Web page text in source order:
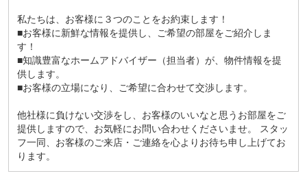
私たちは、お客様に３つのことをお約束します！
■お客様に新鮮な情報を提供し、ご希望の部屋をご紹介しま
す！
■知識豊富なホームアドバイザー（担当者）が、物件情報を提
供します。
■お客様の立場になり、ご希望に合わせて交渉します。
他社様に負けない交渉をし、お客様のいいなと思うお部屋をご
提供しますので、お気軽にお問い合わせくださいませ。 スタッ
フ一同、お客様のご来店・ご連絡を心よりお待ち申し上げてお
ります。